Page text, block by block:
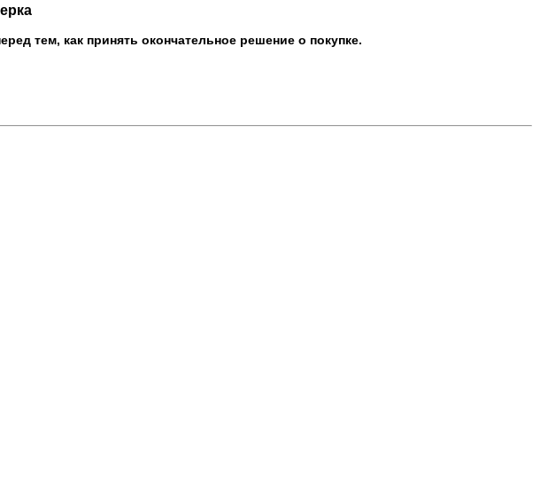
тем, как принять окончательное решение о покупке.